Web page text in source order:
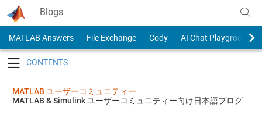
Skip to content
Blogs
MATLAB Answers File Exchange Cody
AI Chat Playground
MATLAB ユーザーコミュニティー
MATLAB & Simulink ユーザーコミュニティー向け日本語ブログ